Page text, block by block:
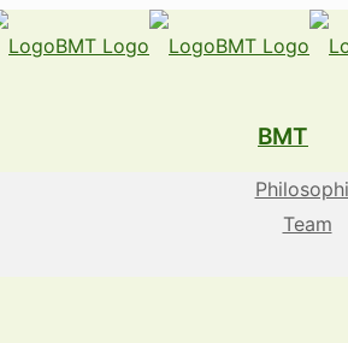
BMT
Team